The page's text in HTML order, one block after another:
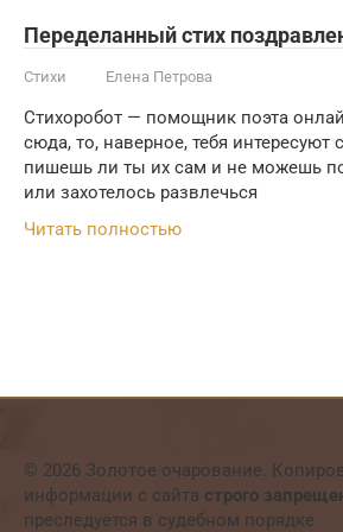
Переделанный стих
Стихи Елена Петрова
Стихоробот — помощник поэта
сюда, то, наверное, тебя интересуют
пишешь ли ты их сам и не можешь
или захотелось развлечься
Читать полностью
© 2026 Золотое очарование.
информации с сайта строго
преследуется в судебном порядке